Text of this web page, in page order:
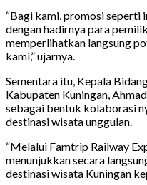
“Bagi kami, promosi seperti
dengan hadirnya para
memperlihatkan langsung
kami,” ujarnya.
Sementara itu, Kepala
Kabupaten Kuningan,
sebagai bentuk kolaborasi
destinasi wisata unggulan.
“Melalui Famtrip Railway
menunjukkan secara
destinasi wisata Kuningan